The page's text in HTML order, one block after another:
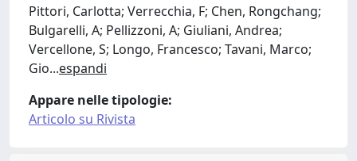
Pittori, Carlotta; Verrecchia, F; Chen, Rongchang;
Bulgarelli, A; Pellizzoni, A; Giuliani, Andrea;
Vercellone, S; Longo, Francesco; Tavani, Marco;
Gio...espandi
Appare nelle tipologie:
Articolo su Rivista